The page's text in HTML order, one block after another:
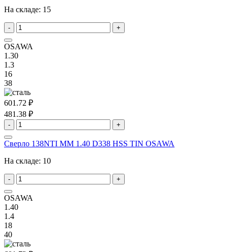
На складе: 15
- +
OSAWA
1.30
1.3
16
38
601.72 ₽
481.38 ₽
- +
Сверло 138NTI MM 1.40 D338 HSS TIN OSAWA
На складе: 10
- +
OSAWA
1.40
1.4
18
40